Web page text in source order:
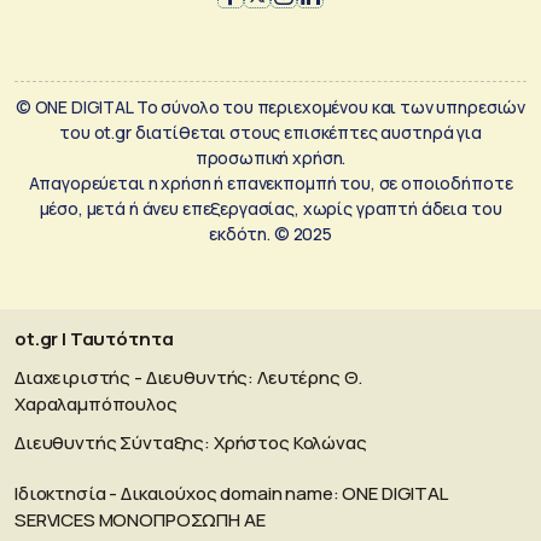
© ONE DIGITAL Το σύνολο του περιεχομένου και των υπηρεσιών
του ot.gr διατίθεται στους επισκέπτες αυστηρά για
προσωπική χρήση.
Απαγορεύεται η χρήση ή επανεκπομπή του, σε οποιοδήποτε
μέσο, μετά ή άνευ επεξεργασίας, χωρίς γραπτή άδεια του
εκδότη. © 2025
ot.gr | Ταυτότητα
Διαχειριστής - Διευθυντής: Λευτέρης Θ.
Χαραλαμπόπουλος
Διευθυντής Σύνταξης: Χρήστος Κολώνας
Ιδιοκτησία - Δικαιούχος domain name: ΟΝΕ DIGITAL
SERVICES MONOΠΡΟΣΩΠΗ ΑΕ